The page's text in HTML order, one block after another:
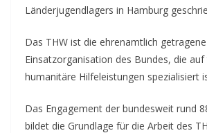
Länderjugendlagers in Hamburg
Das THW ist die ehrenamtlich getragene
Einsatzorganisation des Bundes, die auf
humanitäre Hilfeleistungen spezialisiert
Das Engagement der bundesweit rund
bildet die Grundlage für die Arbeit des